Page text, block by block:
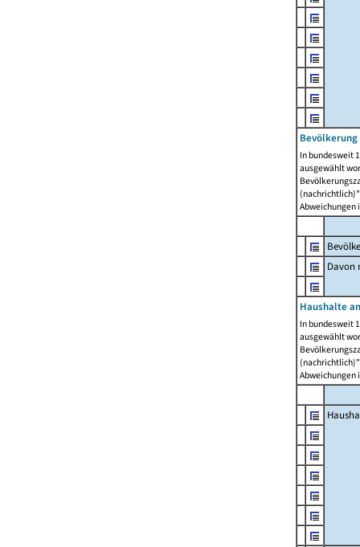
In bundesweit
ausgewählt
Abweichungen
Davon
Haushalte
In bundesweit
ausgewählt
Abweichungen